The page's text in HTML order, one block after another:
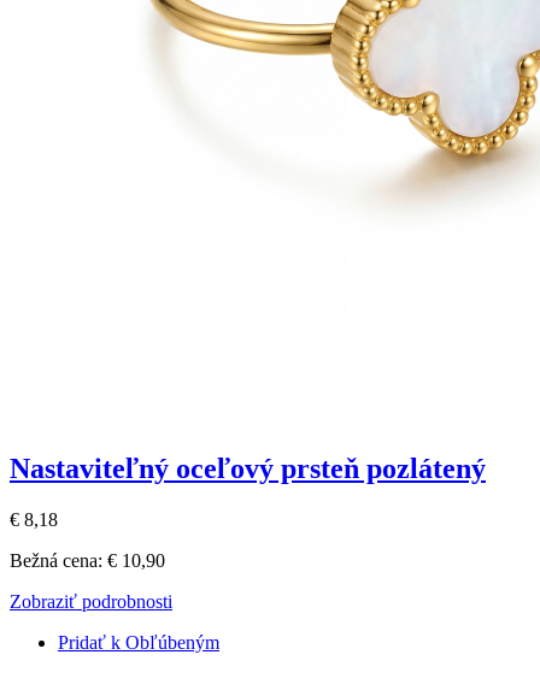
Nastaviteľný oceľový prsteň pozlátený
€ 8,18
Bežná cena: € 10,90
Zobraziť podrobnosti
Pridať k Obľúbeným